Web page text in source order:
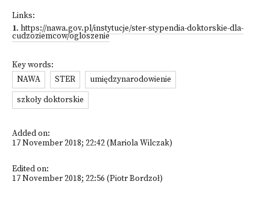
Links:
1. https://nawa.gov.pl/instytucje/ster-stypendia-doktorskie-dla-
cudzoziemcow/ogloszenie
Key words:
NAWA
STER
umiędzynarodowienie
szkoły doktorskie
Added on:
17 November 2018; 22:42 (Mariola Wilczak)
Edited on:
17 November 2018; 22:56 (Piotr Bordzoł)